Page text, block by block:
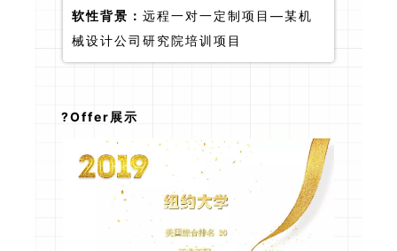
软性背景： 远程一对一定制项目—某机
械设计公司研究院培训项目
?Offer展示